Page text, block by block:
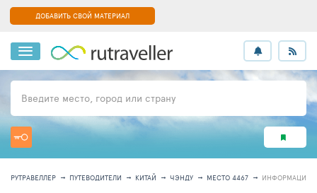
ДОБАВИТЬ СВОЙ МАТЕРИАЛ
Введите место, город или страну
РУТРАВЕЛЛЕР ПУТЕВОДИТЕЛИ КИТАЙ ЧЭНДУ МЕСТО 4467 ИНФОРМАЦИЯ